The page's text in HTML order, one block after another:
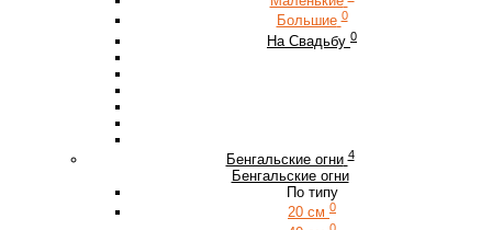
Большие 0
На Свадьбу 0
Бенгальские огни 4
Бенгальские огни
По типу
20 см 0
0